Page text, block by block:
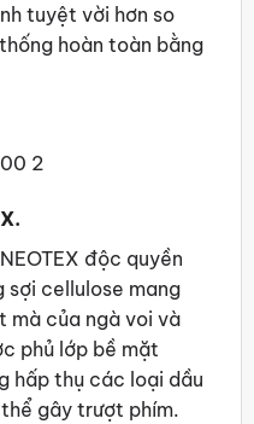
tuyệt vời hơn so
hoàn toàn bằng
độc quyền
sợi cellulose mang
mà của ngà voi và
phủ lớp bề mặt
hấp thụ các loại dầu
gây trượt phím.